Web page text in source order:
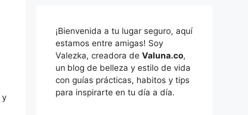
y
¡Bienvenida a tu lugar seguro, aquí
estamos entre amigas! Soy
Valezka, creadora de Valuna.co,
un blog de belleza y estilo de vida
con guías prácticas, habitos y tips
para inspirarte en tu día a día.